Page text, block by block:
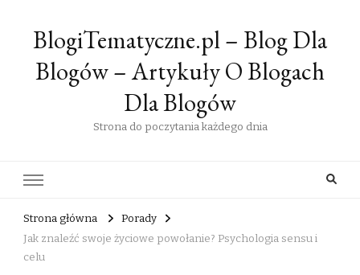
BlogiTematyczne.pl – Blog Dla
Blogów – Artykuły O Blogach
Dla Blogów
Strona do poczytania każdego dnia
Strona główna
Porady
Jak znaleźć swoje życiowe powołanie? Psychologia sensu i
celu